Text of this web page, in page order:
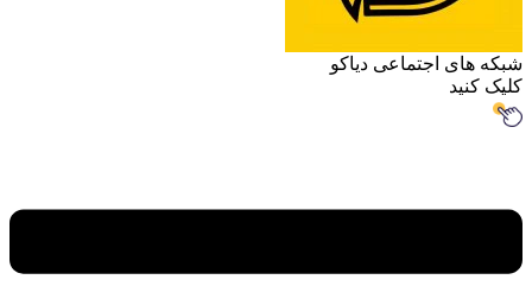
دیاکو